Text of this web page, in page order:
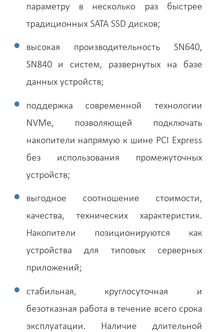
параметру в несколько раз быстрее
традиционных SATA SSD дисков;
высокая производительность SN640,
SN840 и систем, развернутых на базе
данных устройств;
поддержка современной технологии
NVMe, позволяющей подключать
накопители напрямую к шине PCI Express
без использования промежуточных
устройств;
выгодное соотношение стоимости,
качества, технических характеристик.
Накопители позиционируются как
устройства для типовых серверных
приложений;
стабильная, круглосуточная и
безотказная работа в течение всего срока
эксплуатации. Наличие длительной